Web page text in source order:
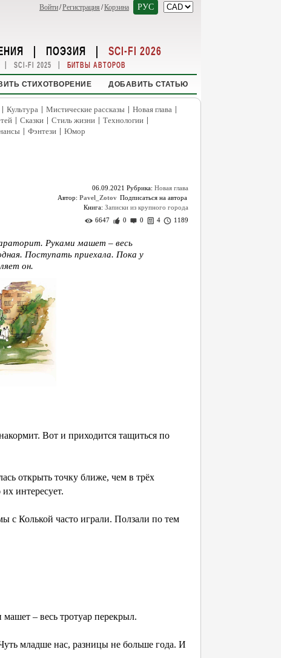
Войти/Регистрация /Корзина РУС
| ПОЭЗИЯ | SCI-FI 2026
| SCI-FI 2025 | БИТВЫ АВТОРОВ
СТИХОТВОРЕНИЕ ДОБАВИТЬ СТАТЬЮ
| Культура | Мистические рассказы | Новая глава |
| Сказки | Стиль жизни | Технологии |
| Фэнтези | Юмор
06.09.2021 Рубрика: Новая глава
Автор: Pavel_Zotov
Книга: Записки из крупного города
6647
0 0 4 1189
Руками машет – весь
Поступать приехала. Пока у
он.
Вот и приходится тащиться по
открыть точку ближе, чем в трёх
интересует.
с Колькой часто играли. Ползали по тем
машет – весь тротуар перекрыл.
младше нас, разницы не больше года. И